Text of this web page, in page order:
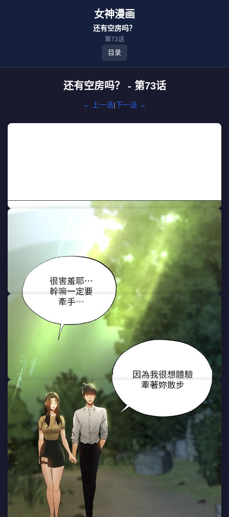
女神漫画
还有空房吗？
第73话
目录
还有空房吗？ - 第73话
← 上一话|下一话 →